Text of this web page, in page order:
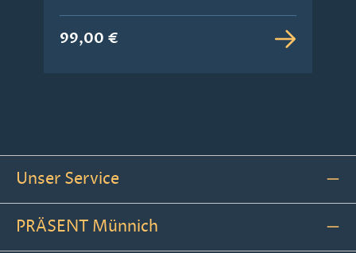
99,00 €
Unser Service
PRÄSENT Münnich